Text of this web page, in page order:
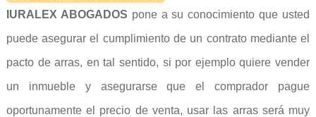
IURALEX ABOGADOS pone a su conocimiento que usted
puede asegurar el cumplimiento de un contrato mediante el
pacto de arras, en tal sentido, si por ejemplo quiere vender
un inmueble y asegurarse que el comprador pague
oportunamente el precio de venta, usar las arras será muy